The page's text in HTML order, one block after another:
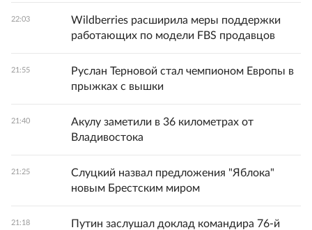
22:03
Wildberries расширила меры поддержки
работающих по модели FBS продавцов
21:55
Руслан Терновой стал чемпионом Европы в
прыжках с вышки
21:40
Акулу заметили в 36 километрах от
Владивостока
21:25
Слуцкий назвал предложения "Яблока"
новым Брестским миром
21:18
Путин заслушал доклад командира 76-й